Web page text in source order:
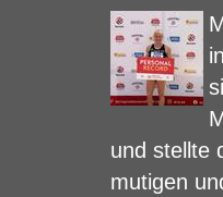
und stellte
mutigen